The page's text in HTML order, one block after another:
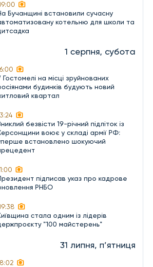
Бучанщині встановили сучасну
котельню для школи та
1 серпня, субота
Гостомелі на місці зруйнованих
будинків будують новий
квартал
безвісти 19-річний підліток із
воює у складі армії РФ:
встановлено шокуючий
підписав указ про кадрове
РНБО
стала одним із лідерів
"100 майстерень"
31 липня, п’ятниця